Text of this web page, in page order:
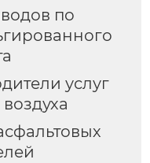
по
услуг